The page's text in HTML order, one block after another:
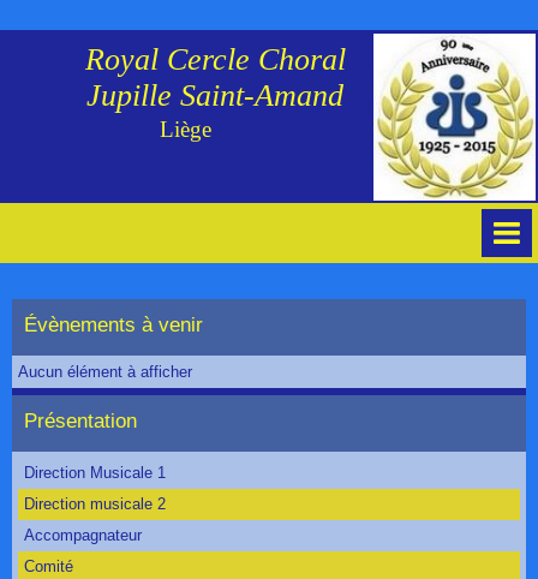
Royal Cercle Choral
Jupille Saint-Amand
Liège
Agenda
Photos
Contact
Évènements à venir
Aucun élément à afficher
Présentation
Direction Musicale 1
Direction musicale 2
Accompagnateur
Comité